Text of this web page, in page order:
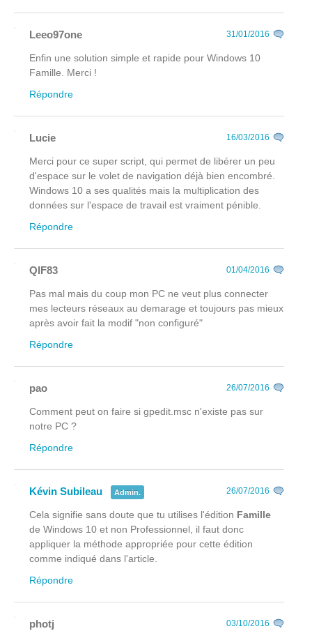
Leeo97one 31/01/2016
Enfin une solution simple et rapide pour Windows 10
Famille. Merci !
Répondre
Lucie 16/03/2016
Merci pour ce super script, qui permet de libérer un peu
d'espace sur le volet de navigation déjà bien encombré.
Windows 10 a ses qualités mais la multiplication des
données sur l'espace de travail est vraiment pénible.
Répondre
QIF83 01/04/2016
Pas mal mais du coup mon PC ne veut plus connecter
mes lecteurs réseaux au demarage et toujours pas mieux
après avoir fait la modif "non configuré"
Répondre
pao 26/07/2016
Comment peut on faire si gpedit.msc n'existe pas sur
notre PC ?
Répondre
Kévin Subileau Admin. 26/07/2016
Cela signifie sans doute que tu utilises l'édition Famille
de Windows 10 et non Professionnel, il faut donc
appliquer la méthode appropriée pour cette édition
comme indiqué dans l'article.
Répondre
photj 03/10/2016